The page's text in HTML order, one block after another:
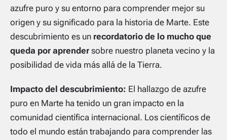
azufre puro y su entorno para comprender mejor su
origen y su significado para la historia de Marte. Este
descubrimiento es un recordatorio de lo mucho que
queda por aprender sobre nuestro planeta vecino y la
posibilidad de vida más allá de la Tierra.
Impacto del descubrimiento: El hallazgo de azufre
puro en Marte ha tenido un gran impacto en la
comunidad científica internacional. Los científicos de
todo el mundo están trabajando para comprender las